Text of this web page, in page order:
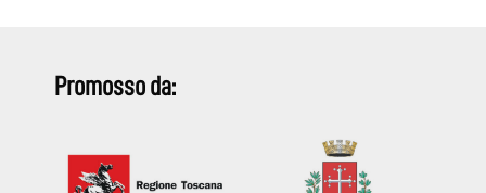
Promosso da: